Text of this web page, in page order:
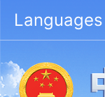
Languages